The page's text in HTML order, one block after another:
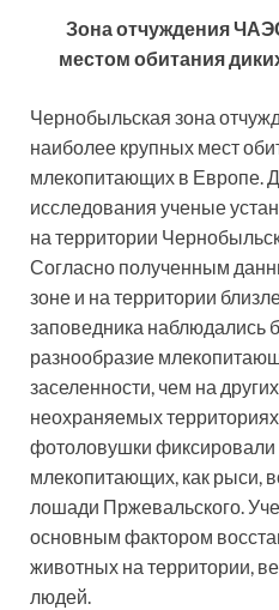
Зона отчуждения
местом обитания
Чернобыльская зона
наиболее крупных мест
млекопитающих в Европе.
исследования ученые
на территории
Согласно полученным
зоне и на территории
заповедника наблюдались
разнообразие
заселенности, чем на
неохраняемых
фотоловушки фиксировали
млекопитающих, как рыси,
лошади Пржевальского.
основным фактором
животных на территории,
людей.